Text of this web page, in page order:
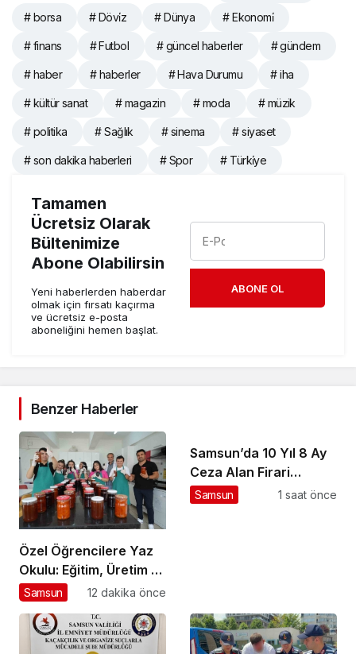
# borsa # Dövi̇z # Dünya # Ekonomi̇
# finans # Futbol # güncel haberler # gündem
# haber # haberler # Hava Durumu # iha
# kültür sanat # magazin # moda # müzik
# politika # Sağlık # sinema # siyaset
# son dakika haberleri # Spor # Türki̇ye
Tamamen
Ücretsiz Olarak
Bültenimize
Abone Olabilirsin
Yeni haberlerden haberdar
olmak için fırsatı kaçırma
ve ücretsiz e-posta
aboneliğini hemen başlat.
ABONE OL
Benzer Haberler
Özel Öğrencilere Yaz
Okulu: Eğitim, Üretim ve
Eğlence Dolu Bir Tatil
Samsun 12 dakika önce
Samsun’da 10 Yıl 8 Ay
Ceza Alan Firari
Yakalandı
Samsun 1 saat önce